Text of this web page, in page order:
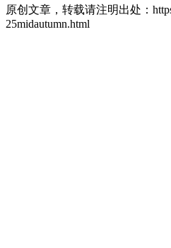
原创文章，转载请注明出处：
25midautumn.html